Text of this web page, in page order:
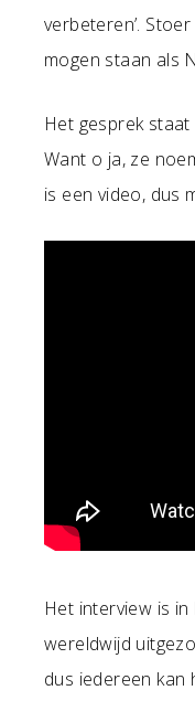
verbeteren’.
mogen staan als
Het gesprek
Want o ja, ze
is een video, dus
Het interview is
wereldwijd
dus iedereen kan